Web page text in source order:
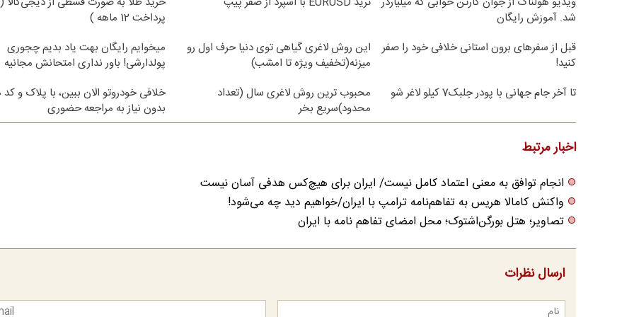
شد. آموزش رایگان
پرداخت 12 ماهه )
قبل از سفرهای برون استانی خلافی خود را صفر
کنید!
این روش لاغری گیاهی توی دنیا حرف اول رو
میزنه(تخفیف ویژه تا امشب)
میخوایم رایگان بهت یاد بدیم چجوری
پولدارشی! باور نداری امتحانش مجانیه
تا آخر جام جهانی با پودر جلبک7 کیلو لاغر شو
محبوب ترین روش لاغری سال (تعداد
محدود)سریع بخر
خلافی خودروتو الان ببین، با پلاک و کد
بدون نیاز به مراجعه حضوری
اخبار مرتبط
انجام توافق به معنی اعتماد کامل نیست/ ایران برای هیچ‌کس هدفی آسان نیست
واکنش کامالا هریس به تفاهم‌نامه ترامپ با ایران/خواهیم دید چه می‌شود!
تصاویر؛ هتل بورگن‌اشتوک؛ محل امضای تفاهم نامه با ایران
ارسال نظرات